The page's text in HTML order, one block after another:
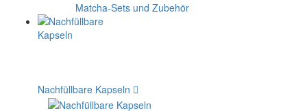
Matcha-Sets und Zubehör
Nachfüllbare Kapseln